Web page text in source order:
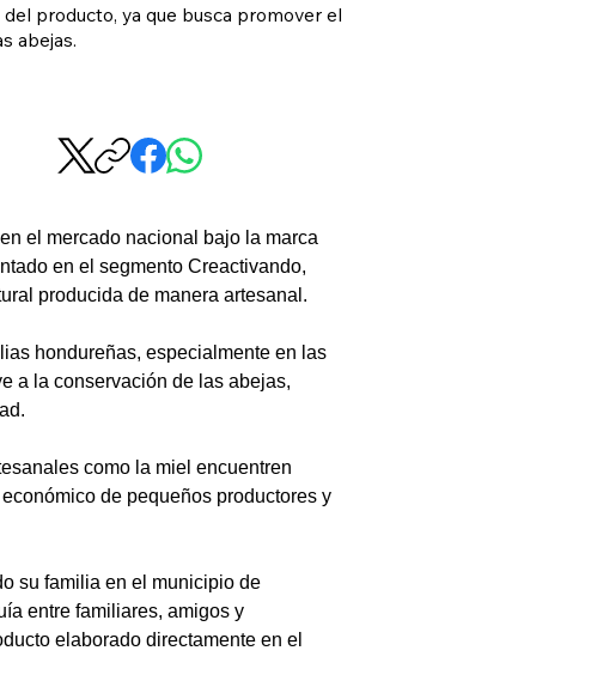
producto, ya que busca promover el
abejas.
el mercado nacional bajo la marca
en el segmento Creactivando,
producida de manera artesanal.
hondureñas, especialmente en las
a la conservación de las abejas,
como la miel encuentren
de pequeños productores y
su familia en el municipio de
entre familiares, amigos y
elaborado directamente en el